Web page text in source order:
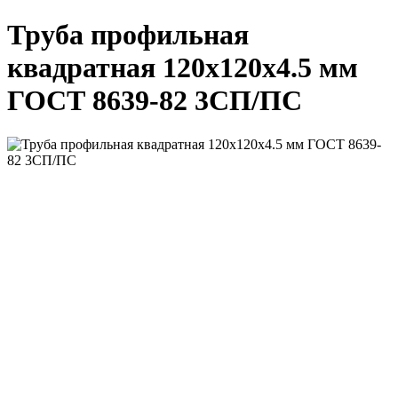
Труба профильная
квадратная 120x120x4.5 мм
ГОСТ 8639-82 3СП/ПС